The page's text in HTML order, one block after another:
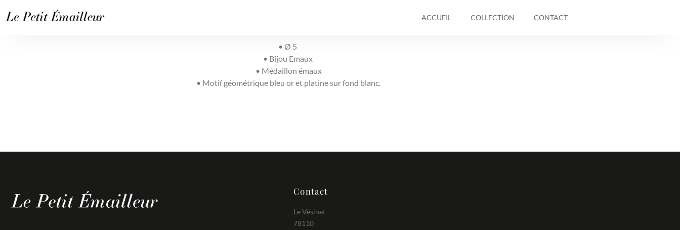
ACCUEIL COLLECTION CONTACT
• Ø 5
• Bijou Emaux
• Médaillon émaux
• Motif géométrique bleu or et platine sur fond blanc.
Contact
Le Vésinet
78110